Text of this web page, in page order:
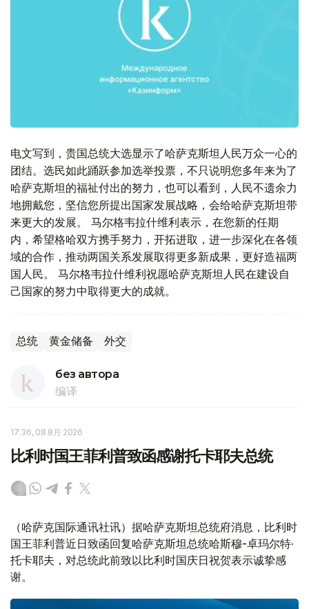
电文写到，贵国总统大选显示了哈萨克斯坦人民万众一心的
团结。选民如此踊跃参加选举投票，不只说明您多年来为了
哈萨克斯坦的福祉付出的努力，也可以看到，人民不遗余力
地拥戴您，坚信您所提出国家发展战略，会给哈萨克斯坦带
来更大的发展。 马尔格韦拉什维利表示，在您新的任期
内，希望格哈双方携手努力，开拓进取，进一步深化在各领
域的合作，推动两国关系发展取得更多新成果，更好造福两
国人民。 马尔格韦拉什维利祝愿哈萨克斯坦人民在建设自
己国家的努力中取得更大的成就。
总统 黄金储备 外交
без автора
编译
17:36, 08 8月 2026
比利时国王菲利普致函感谢托卡耶夫总统
（哈萨克国际通讯社讯）据哈萨克斯坦总统府消息，比利时
国王菲利普近日致函回复哈萨克斯坦总统哈斯穆-卓玛尔特·
托卡耶夫，对总统此前致以比利时国庆日祝贺表示诚挚感
谢。